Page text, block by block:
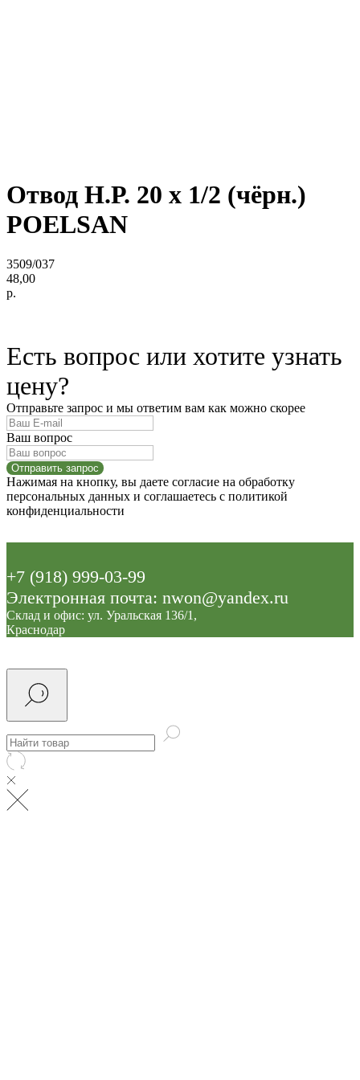
Отвод Н.Р. 20 х 1/2 (чёрн.)
POELSAN
3509/037
48,00
р.
Есть вопрос или хотите узнать
цену?
Отправьте запрос и мы ответим вам как можно скорее
Ваш вопрос
Отправить запрос
Нажимая на кнопку, вы даете согласие на обработку
персональных данных и соглашаетесь c политикой
конфиденциальности
+7 (918) 999-03-99
Электронная почта: nwon@yandex.ru
Склад и офис: ул. Уральская 136/1,
Краснодар